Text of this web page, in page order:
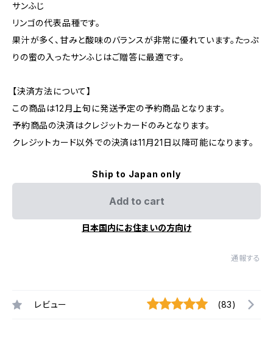
サンふじ
リンゴの代表品種です。
果汁が多く、甘みと酸味のバランスが非常に優れています。たっぷ
りの蜜の入ったサンふじはご贈答に最適です。
【決済方法について】
この商品は12月上旬に発送予定の予約商品となります。
予約商品の決済はクレジットカードのみとなります。
クレジットカード以外での決済は11月21日以降可能になります。
Ship to Japan only
Add to cart
日本国内にお住まいの方向け
通報する
レビュー (83)